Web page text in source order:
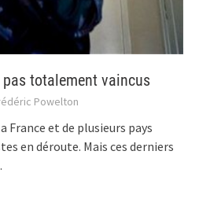
totalement vaincus
Powelton
France et de plusieurs pays
en déroute. Mais ces derniers